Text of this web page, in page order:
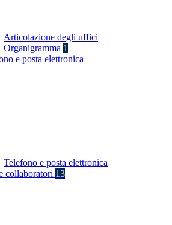
Articolazione degli uffici
Organigramma 1
e posta elettronica
Telefono e posta elettronica
collaboratori 13